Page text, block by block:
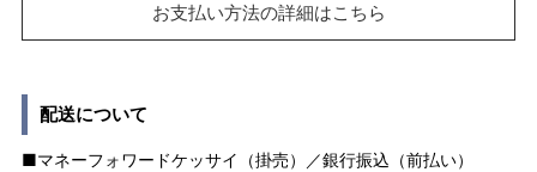
お支払い方法の詳細はこちら
配送について
■マネーフォワードケッサイ（掛売）／銀行振込（前払い）